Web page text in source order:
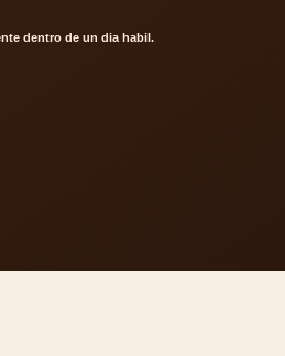
dentro de un dia habil.